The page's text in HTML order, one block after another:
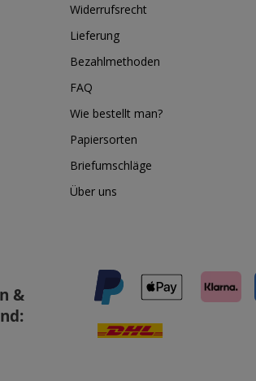
Widerrufsrecht
Lieferung
Bezahlmethoden
FAQ
Wie bestellt man?
Papiersorten
Briefumschläge
Über uns
&